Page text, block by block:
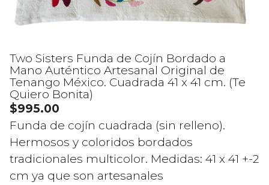
Two Sisters Funda de Cojín Bordado a
Mano Auténtico Artesanal Original de
Tenango México. Cuadrada 41 x 41 cm. (Te
Quiero Bonita)
$995.00
Funda de cojín cuadrada (sin relleno).
Hermosos y coloridos bordados
tradicionales multicolor. Medidas: 41 x 41 +-2
cm ya que son artesanales